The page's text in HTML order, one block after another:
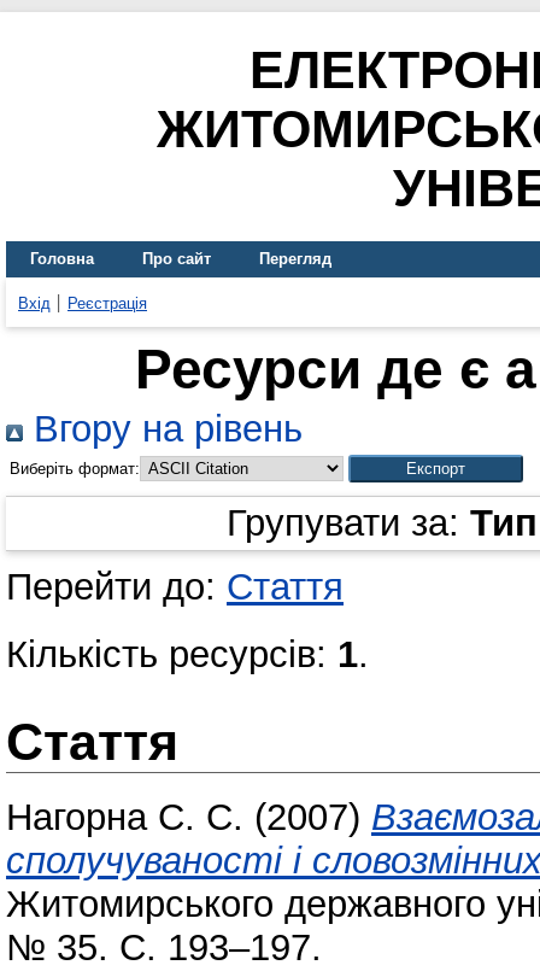
Головна Про сайт Перегляд
Вхід Реєстрація
Ресурси де є
Вгору на рівень
Виберіть формат:
Групувати за:
Перейти до: Стаття
Кількість ресурсів: 1.
Стаття
Нагорна С. С. (2007)
сполучуваності і
Житомирського державного
№ 35. С. 193–197.